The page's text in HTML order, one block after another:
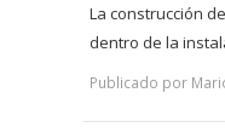
La construcción
dentro de la
Publicado por